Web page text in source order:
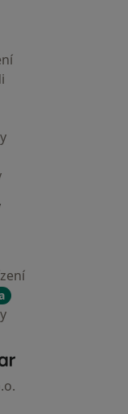
- Hlavní stránka